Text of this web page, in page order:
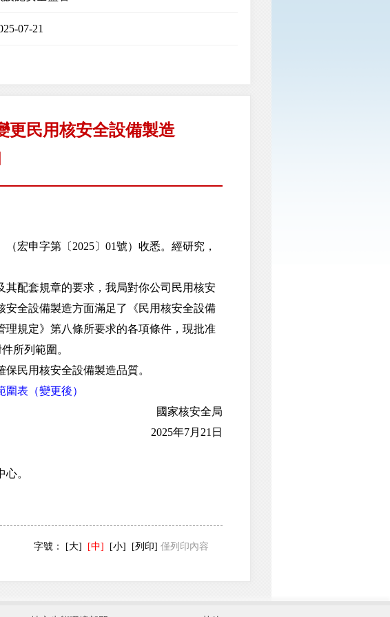
07-21
更民用核安全設備製造
申字第〔2025〕01號）收悉。經研究，
配套規章的要求，我局對你公司民用核安
全設備製造方面滿足了《民用核安全設備
規定》第八條所要求的各項條件，現批准
所列範圍。
民用核安全設備製造品質。
表（變更後）
國家核安全局
2025年7月21日
。
字號： [大] [中] [小] [列印] 僅列印內容
國家發展和改革委員會